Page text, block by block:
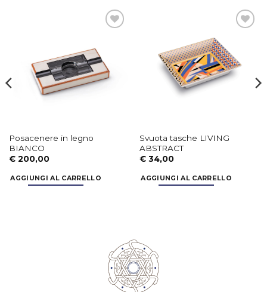
desideri
Posacenere in legno
BIANCO
€200,00
AGGIUNGI AL CARRELLO
alla lista
dei
desideri
Svuota tasche LIVING
ABSTRACT
€34,00
AGGIUNGI AL CARRELLO